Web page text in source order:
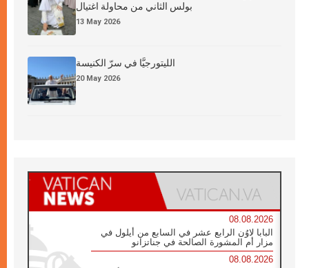
بولس الثاني من محاولة اغتيال
13 May 2026
الليتورجيَّا في سرّ الكنيسة
20 May 2026
08.08.2026
البابا لاوُن الرابع عشر في السابع من أيلول في
مزار أم المشورة الصالحة في جناتزانو
08.08.2026